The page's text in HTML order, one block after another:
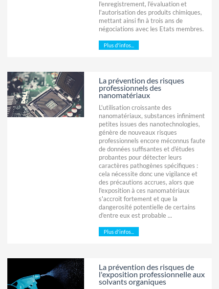
l'enregistrement, l'évaluation et
l'autorisation des produits chimiques,
mettant ainsi fin à trois ans de
négociations avec les Etats membres.
Plus d'infos...
La prévention des risques
professionnels des
nanomatériaux
L'utilisation croissante des
nanomatériaux, substances infiniment
petites issues des nanotechnologies,
génère de nouveaux risques
professionnels encore méconnus faute
de données suffisantes et d'études
probantes pour détecter leurs
caractères pathogènes spécifiques :
cela nécessite donc une vigilance et
des précautions accrues, alors que
l'exposition à ces nanomatériaux
s'accroit fortement et que la
dangerosité potentielle de certains
d'entre eux est probable ...
Plus d'infos...
La prévention des risques de
l'exposition professionnelle aux
solvants organiques